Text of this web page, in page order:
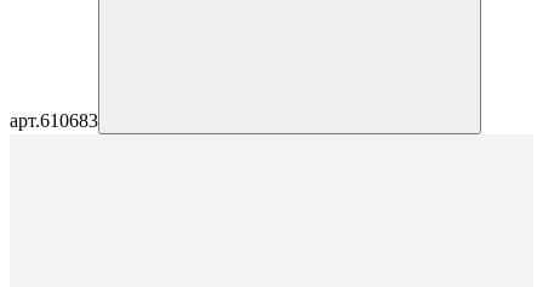
арт.610683